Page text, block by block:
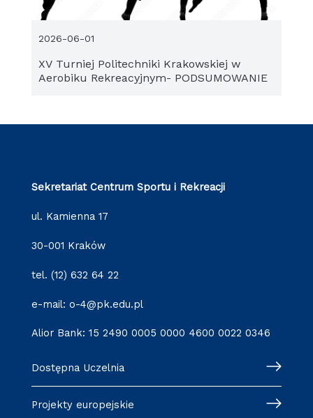
XV Turniej Politechniki Krakowskiej w
Aerobiku Rekreacyjnym- PODSUMOWANIE
2026-06-01
Sekretariat Centrum Sportu i Rekreacji
ul. Kamienna 17
30-001 Kraków
tel. (12) 632 64 22
e-mail: o-4@pk.edu.pl
Alior Bank: 15 2490 0005 0000 4600 0022 0346
Dostępna Uczelnia
Projekty europejskie